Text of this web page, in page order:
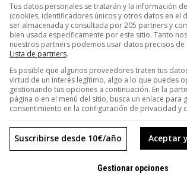
y Los Valles (Zamora). Parece un
y el de abajo), su iglesia, su plaza y el
Sin embargo no es un pueblo
artística: perfectamente integrados,
que, al igual que sus viejas casas, forman
asfixiando a un monigote de Takashi
Luke Perry enSensación de Vivir,
espantando a dos mitológicas
de Castrogonzalo en sus
Tus datos personales se tratarán y la información
(cookies, identificadores únicos y otros datos en el
ser almacenada y consultada por 205 partners y
bien usada específicamente por este sitio. Tanto
nuestros partners podemos usar datos precisos de
Lista de partners.
Es posible que algunos proveedores traten tus
virtud de un interés legítimo, algo a lo que puedes
gestionando tus opciones a continuación. En la
página o en el menú del sitio, busca un enlace para
consentimiento en la configuración de privacidad y
Aceptar
Suscribirse desde 10€/año
Gestionar opciones